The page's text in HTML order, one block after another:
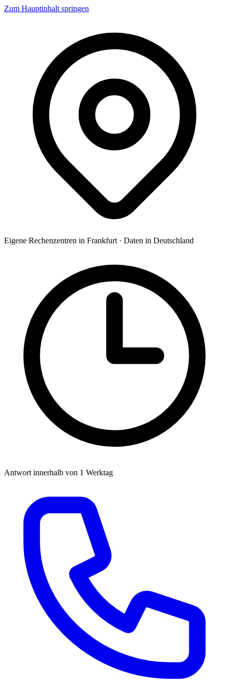
Zum Hauptinhalt springen
Eigene Rechenzentren in Frankfurt · Daten in Deutschland
Antwort innerhalb von 1 Werktag